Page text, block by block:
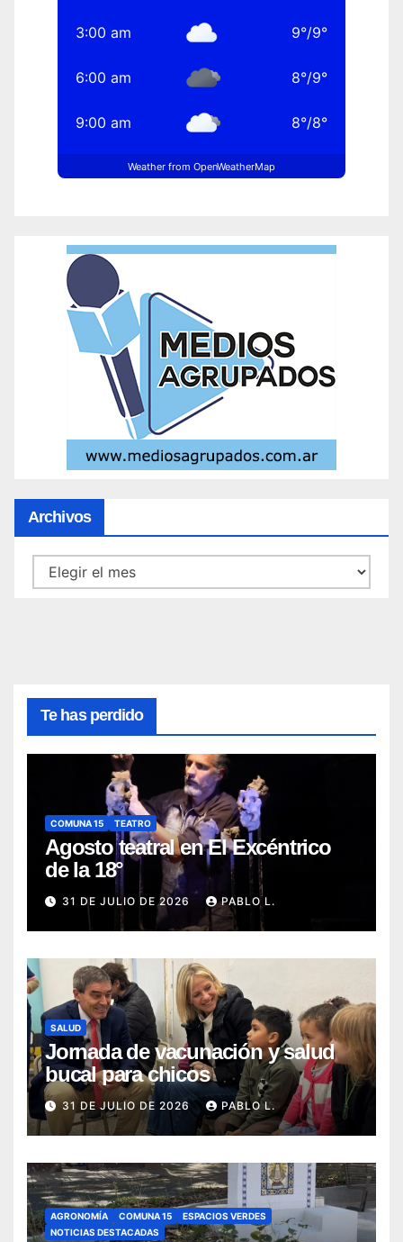
3:00 am 9°/9°
6:00 am 8°/9°
9:00 am 8°/8°
Weather from OpenWeatherMap
Archivos
Archivos
Te has perdido
COMUNA 15 TEATRO
Agosto teatral en El Excéntrico
de la 18°
31 DE JULIO DE 2026 PABLO L.
SALUD
Jornada de vacunación y salud
bucal para chicos
31 DE JULIO DE 2026 PABLO L.
AGRONOMÍA COMUNA 15
ESPACIOS VERDES
NOTICIAS DESTACADAS